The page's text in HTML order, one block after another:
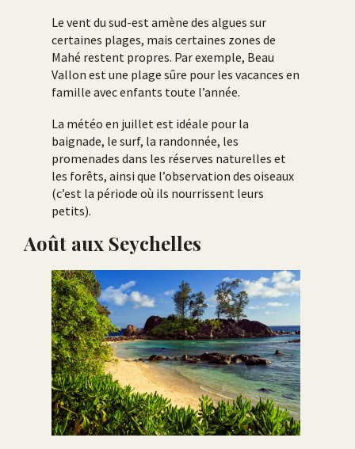
Le vent du sud-est amène des algues sur
certaines plages, mais certaines zones de
Mahé restent propres. Par exemple, Beau
Vallon est une plage sûre pour les vacances en
famille avec enfants toute l’année.
La météo en juillet est idéale pour la
baignade, le surf, la randonnée, les
promenades dans les réserves naturelles et
les forêts, ainsi que l’observation des oiseaux
(c’est la période où ils nourrissent leurs
petits).
Août aux Seychelles